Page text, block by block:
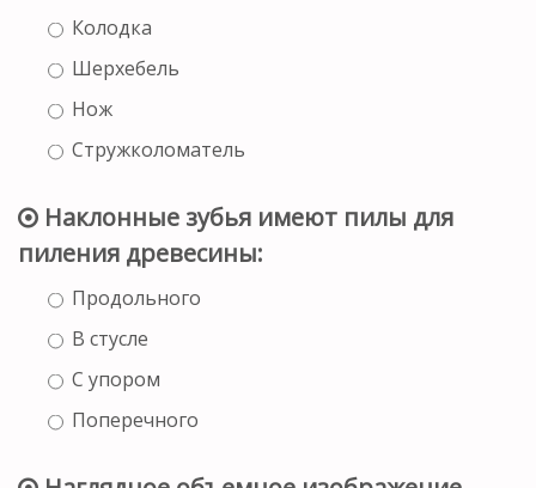
Колодка
Шерхебель
Нож
Стружколоматель
Наклонные зубья имеют пилы для
пиления древесины:
Продольного
В стусле
С упором
Поперечного